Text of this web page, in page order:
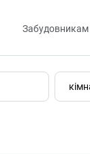
Забудовникам